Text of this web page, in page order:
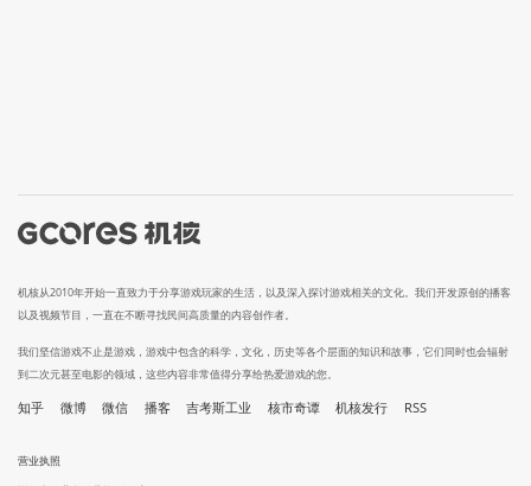
机核从2010年开始一直致力于分享游戏玩家的生活，以及深入探讨游戏相关的文化。我们开发原创的播客
以及视频节目，一直在不断寻找民间高质量的内容创作者。
我们坚信游戏不止是游戏，游戏中包含的科学，文化，历史等各个层面的知识和故事，它们同时也会辐射
到二次元甚至电影的领域，这些内容非常值得分享给热爱游戏的您。
知乎 微博 微信 播客 吉考斯工业 核市奇谭 机核发行 RSS
营业执照